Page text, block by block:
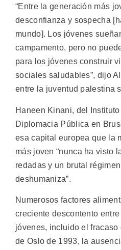
“Entre la generación más
desconfianza y sospecha
mundo]. Los jóvenes
campamento, pero no
para los jóvenes construir
sociales saludables”, dijo
entre la juventud palestina
Haneen Kinani, del
Diplomacia Pública en
esa capital europea que la
más joven “nunca ha visto
redadas y un brutal
deshumaniza”.
Numerosos factores
creciente descontento
jóvenes, incluido el fracaso
de Oslo de 1993, la